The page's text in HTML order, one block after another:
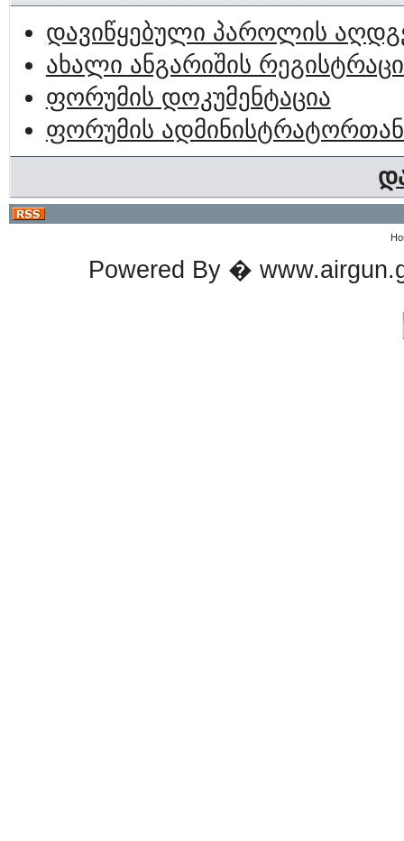
დავიწყებული პაროლის
ახალი ანგარიშის
ფორუმის დოკუმენტაცია
ფორუმის ადმინისტრატორთან
Powered By �